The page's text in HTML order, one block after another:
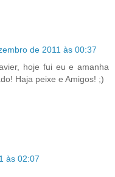
de 2011 às 00:37
hoje fui eu e amanha
Haja peixe e Amigos! ;)
às 02:07